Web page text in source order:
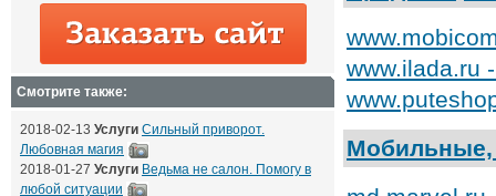
www.ilada.ru
Смотрите также:
2018-02-13 Услуги Сильный приворот.
Любовная магия
2018-01-27 Услуги Ведьма не салон. Помогу в
любой ситуации